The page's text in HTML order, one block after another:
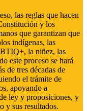
las reglas que hacen
y los
que garantizan que
indígenas, las
la niñez, las
este proceso se hará
de tres décadas de
el trámite de
apoyando a
ley y proposiciones, y
y sus resultados.